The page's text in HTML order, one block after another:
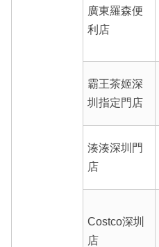
廣東羅森便
利店
霸王茶姬深
圳指定門店
湊湊深圳門
店
Costco深圳
店